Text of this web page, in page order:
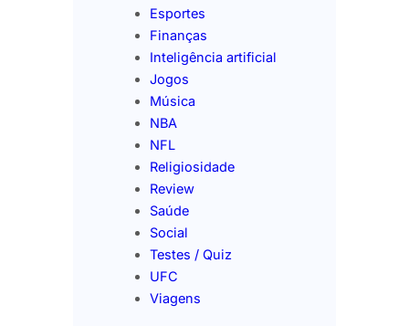
Esportes
Finanças
Inteligência artificial
Jogos
Música
NBA
NFL
Religiosidade
Review
Saúde
Social
Testes / Quiz
UFC
Viagens